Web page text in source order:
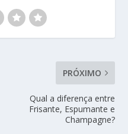
PRÓXIMO
Qual a diferença entre
Frisante, Espumante e
Champagne?